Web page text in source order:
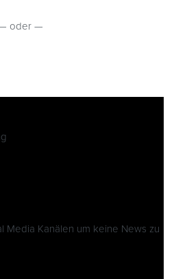
oder —
Media Kanälen um keine News zu